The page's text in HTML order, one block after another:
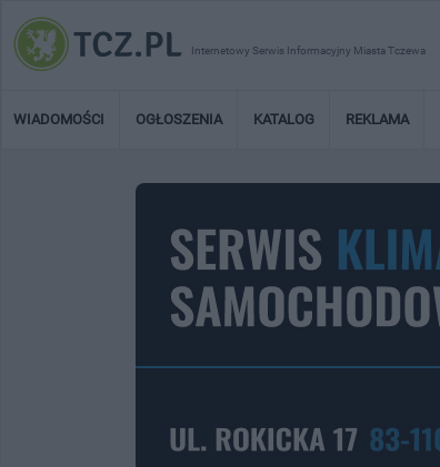
Internetowy Serwis Informacyjny Miasta Tczewa
WIADOMOŚCI OGŁOSZENIA KATALOG REKLAMA